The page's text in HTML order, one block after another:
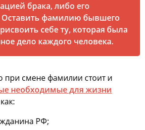
брака, либо его
Оставить фамилию бывшего
себе ту, которая была
дело каждого человека.
при смене фамилии стоит и
необходимые для жизни
РФ;